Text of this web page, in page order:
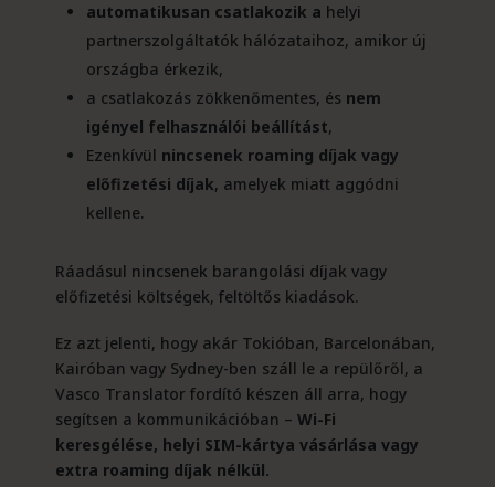
automatikusan csatlakozik a helyi
partnerszolgáltatók hálózataihoz, amikor új
országba érkezik,
a csatlakozás zökkenőmentes, és nem
igényel felhasználói beállítást,
Ezenkívül nincsenek roaming díjak vagy
előfizetési díjak, amelyek miatt aggódni
kellene.
Ráadásul nincsenek barangolási díjak vagy
előfizetési költségek, feltöltős kiadások.
Ez azt jelenti, hogy akár Tokióban, Barcelonában,
Kairóban vagy Sydney-ben száll le a repülőről, a
Vasco Translator fordító készen áll arra, hogy
segítsen a kommunikációban – Wi-Fi
keresgélése, helyi SIM-kártya vásárlása vagy
extra roaming díjak nélkül.